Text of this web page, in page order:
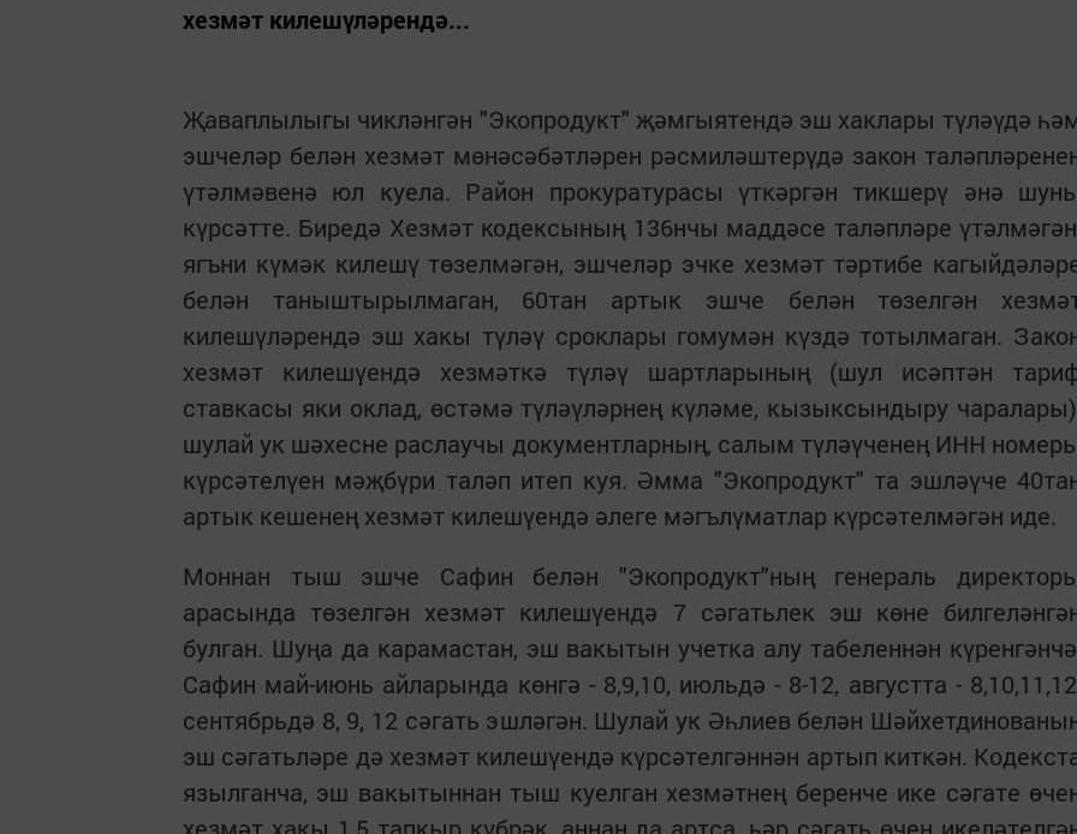
хезмәт килешүләрендә...
Җаваплылыгы чикләнгән "Экопро­дукт" җәмгыятендә эш хаклары түләүдә
эшчеләр белән хезмәт мөнәсәбәтләрен рәсмиләштерүдә закон
үтәлмәвенә юл куела. Район прокуратурасы үткәргән тикшерү әнә
күрсәтте. Биредә Хезмәт кодексының 136нчы маддәсе таләпләре
ягъни күмәк килешү төзелмәгән, эшчеләр эчке хезмәт тәртибе
белән таныштырылмаган, 60тан артык эшче белән төзелгән
килешүләрендә эш хакы түләү сроклары гомумән күздә тотылмаган.
хезмәт килешүендә хезмәткә түләү шартларының (шул исәптән
ставкасы яки оклад, өстәмә түләүләрнең күләме, кызыксындыру
шулай ук шәхесне раслаучы документларның, салым түләүченең ИНН
күрсәтелүен мәҗбүри таләп итеп куя. Әмма "Экопродукт" та эшләүче
артык кешенең хезмәт килешүендә әлеге мәгълүматлар күрсәтелмәгән иде.
Моннан тыш эшче Сафин белән "Эко­продукт"ның генераль
арасында төзелгән хезмәт килешүендә 7 сәгатьлек эш көне
булган. Шуңа да карамастан, эш вакытын учетка алу табеленнән
Сафин май-июнь айларында көнгә - 8,9,10, июльдә - 8-12, августта -
сентябрьдә 8, 9, 12 сәгать эшләгән. Шулай ук Әһлиев белән
эш сәгатьләре дә хезмәт килешүендә күрсәтелгәннән артып киткән.
язылганча, эш вакытыннан тыш куелган хезмәтнең беренче ике сәгате